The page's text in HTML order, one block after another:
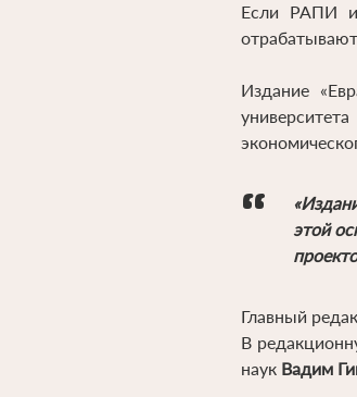
Если РАПИ и
Издание
этой
Главный
В
наук Вадим